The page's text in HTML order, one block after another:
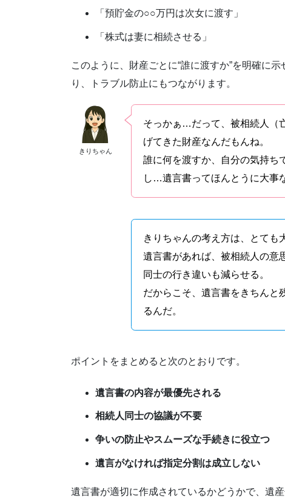
「預貯金の○○万円は次女に渡す」
「株式は妻に相続させる」
このように、財産ごとに“誰に渡すか”を明確に
り、トラブル防止にもつながります。
きりちゃん
そっかぁ…だって、被相続人（
げてきた財産なんだもんね。
誰に何を渡すか、自分の気持ち
し…遺言書ってほんとうに大事
きりちゃんの考え方は、とても
遺言書があれば、被相続人の意
同士の行き違いも減らせる。
だからこそ、遺言書をきちんと
るんだ。
ポイントをまとめると次のとおりです。
遺言書の内容が最優先される
相続人同士の協議が不要
争いの防止やスムーズな手続きに役立つ
遺言がなければ指定分割は成立しない
遺言書が適切に作成されているかどうかで、遺